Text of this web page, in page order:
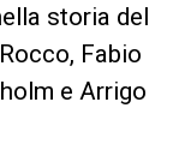
storia del
Fabio
e Arrigo